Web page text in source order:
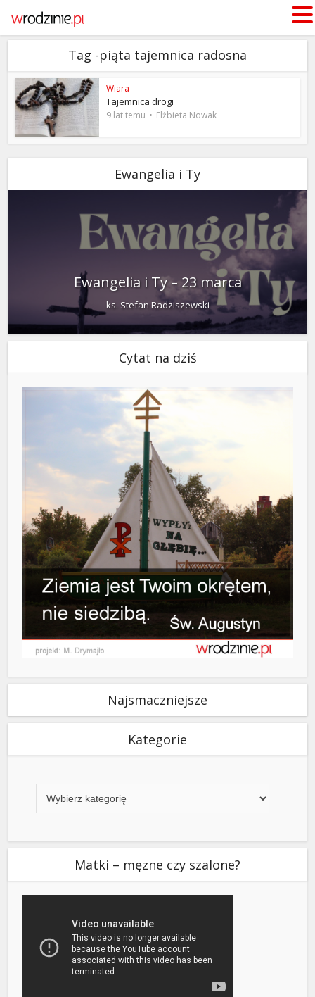
Tag -piąta tajemnica radosna
Wiara
Tajemnica drogi
9 lat temu Elżbieta Nowak
Ewangelia i Ty
Ewangelia i Ty – 23 marca
ks. Stefan Radziszewski
Cytat na dziś
Najsmaczniejsze
Kategorie
Matki – męzne czy szalone?